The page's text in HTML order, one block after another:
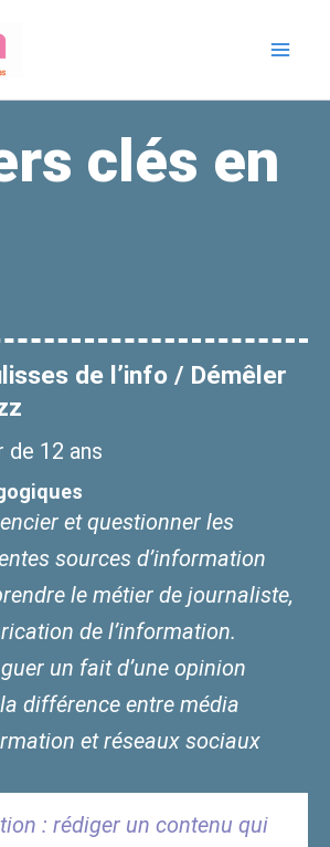
clés en
de l’info / Démêler
de 12 ans
et questionner les
sources d’information
le métier de journaliste,
de l’information.
un fait d’une opinion
différence entre média
et réseaux sociaux
: rédiger un contenu qui